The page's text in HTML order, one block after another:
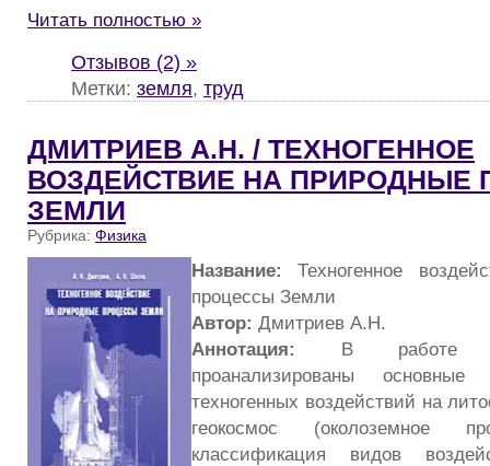
Читать полностью »
Отзывов (2) »
Метки: земля, труд
ДМИТРИЕВ А.Н. / ТЕХНОГЕННОЕ
ВОЗДЕЙСТВИЕ НА ПРИРОДНЫЕ
ЗЕМЛИ
Рубрика: Физика
Название: Техногенное
процессы Земли
Автор: Дмитриев А.Н.
Аннотация: В работе
проанализированы
техногенных воздействий на
геокосмос (околоземное
классификация видов